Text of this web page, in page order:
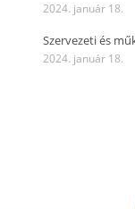
2024. január 18.
Szervezeti és
2024. január 18.